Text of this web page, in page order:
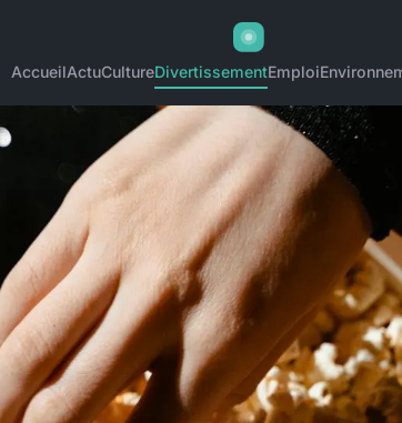
AccueilActuCultureDivertissementEmploi